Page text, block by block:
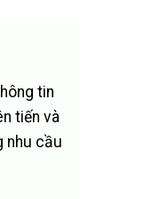
tin
tiến và
nhu cầu